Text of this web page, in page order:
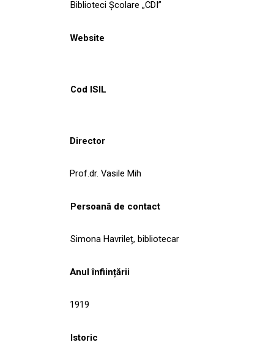
Biblioteci Școlare „CDI”
Website
Cod ISIL
Director
Prof.dr. Vasile Mih
Persoană de contact
Simona Havrileț, bibliotecar
Anul înființării
1919
Istoric